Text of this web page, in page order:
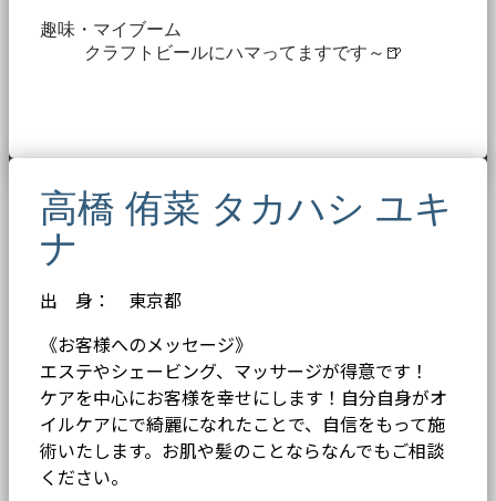
趣味・マイブーム
クラフトビールにハマってますです～🍺
高橋 侑菜 タカハシ ユキ
ナ
出 身： 東京都
《お客様へのメッセージ》
エステやシェービング、マッサージが得意です！
ケアを中心にお客様を幸せにします！自分自身がオ
イルケアにで綺麗になれたことで、自信をもって施
術いたします。お肌や髪のことならなんでもご相談
ください。